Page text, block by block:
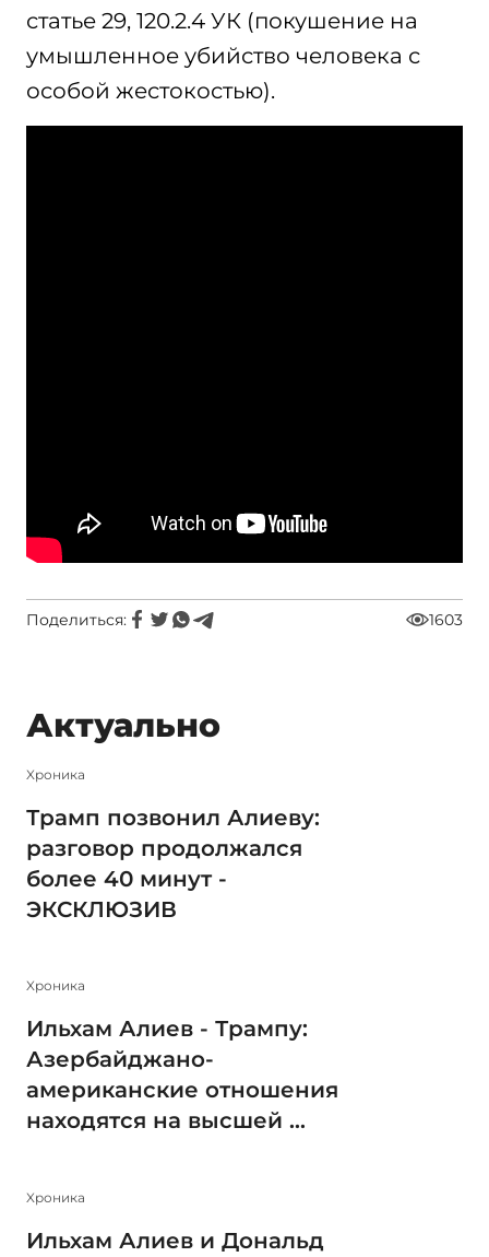
статье 29, 120.2.4 УК (покушение на
умышленное убийство человека с
особой жестокостью).
Поделиться: 1603
Актуально
Xроника
Трамп позвонил Алиеву:
разговор продолжался
более 40 минут -
ЭКСКЛЮЗИВ
Xроника
Ильхам Алиев - Трампу:
Азербайджано-
американские отношения
находятся на высшей ...
Xроника
Ильхам Алиев и Дональд